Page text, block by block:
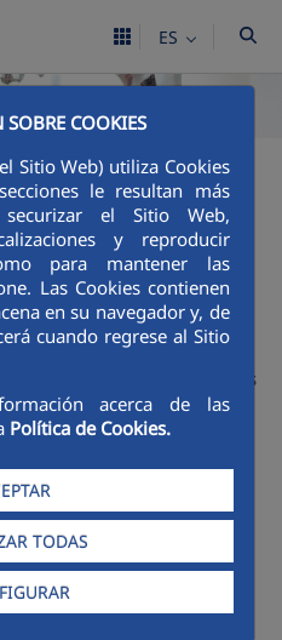
COOKIES
Sitio Web) utiliza Cookies
le resultan más
el Sitio Web,
y reproducir
para mantener las
Las Cookies contienen
en su navegador y, de
cuando regrese al Sitio
acerca de las
Política de Cookies.
TODAS
ES
podemos encontrarla en
los ríos, en los pantanos...,
casas, colegios,
beber, lavarnos con
las flores del jardín..., es
cuidadoso. Esa es la
a descubriraquí, con más
Ciclo.